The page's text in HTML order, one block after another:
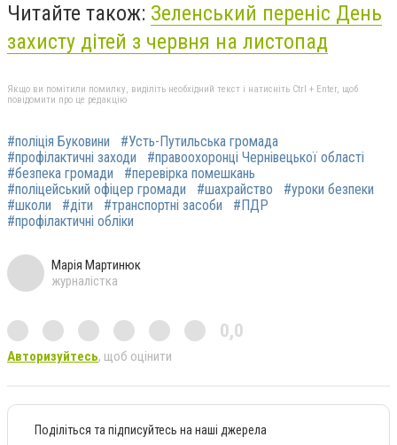
Читайте також: Зеленський переніс День
захисту дітей з червня на листопад
Якщо ви помітили помилку, виділіть необхідний текст і натисніть Ctrl + Enter, щоб
повідомити про це редакцію
#поліція Буковини
#Усть-Путильська громада
#профілактичні заходи
#правоохоронці Чернівецької області
#безпека громади
#перевірка помешкань
#поліцейський офіцер громади
#шахрайство
#уроки безпеки
#школи
#діти #транспортні засоби
#ПДР
#профілактичні обліки
Марія Мартинюк
журналістка
0,0
Авторизуйтесь, щоб оцінити
Поділіться та підписуйтесь на наші джерела